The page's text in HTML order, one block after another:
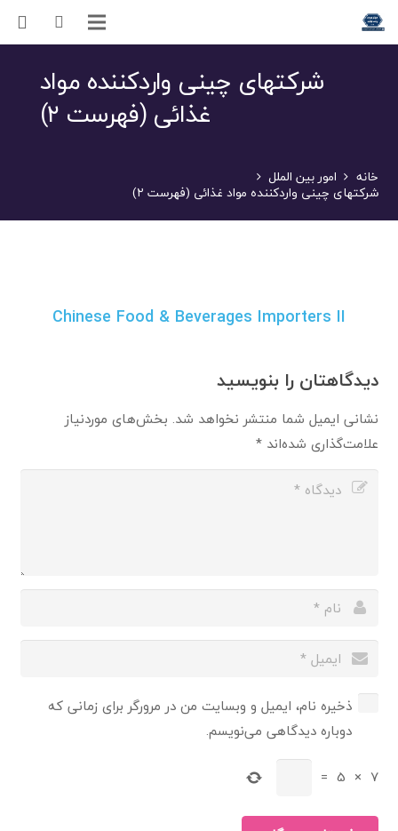
شرکتهای چینی واردکننده مواد
غذائی (فهرست ۲)
خانه امور بین الملل
شرکتهای چینی واردکننده مواد غذائی (فهرست ۲)
Chinese Food & Beverages Importers II
دیدگاهتان را بنویسید
نشانی ایمیل شما منتشر نخواهد شد. بخش‌های موردنیاز
علامت‌گذاری شده‌اند*
ذخیره نام، ایمیل و وبسایت من در مرورگر برای زمانی که
دوباره دیدگاهی می‌نویسم.
7
×
5
=